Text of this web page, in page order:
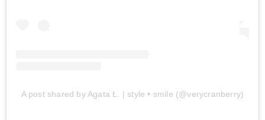
A post shared by Agata Ł. | style • smile (@verycranberry)